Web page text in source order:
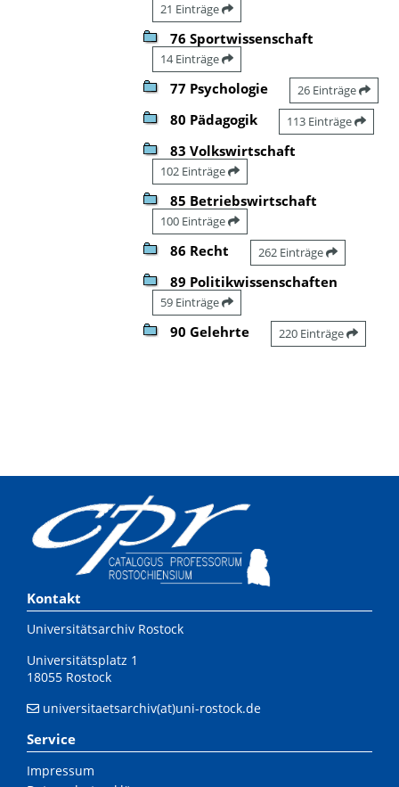
21 Einträge
76 Sportwissenschaft
14 Einträge
77 Psychologie 26 Einträge
80 Pädagogik 113 Einträge
83 Volkswirtschaft
102 Einträge
85 Betriebswirtschaft
100 Einträge
86 Recht 262 Einträge
89 Politikwissenschaften
59 Einträge
90 Gelehrte 220 Einträge
Kontakt
Universitätsarchiv Rostock
Universitätsplatz 1
18055 Rostock
universitaetsarchiv(at)uni-rostock.de
Service
Impressum